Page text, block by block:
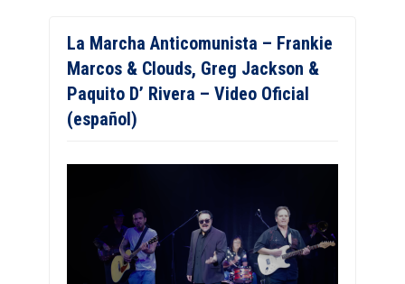
La Marcha Anticomunista – Frankie
Marcos & Clouds, Greg Jackson &
Paquito D’ Rivera – Video Oficial
(español)